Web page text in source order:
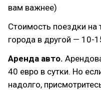
вам важнее)
Стоимость поездки на
города в другой — 10-
Аренда авто.
40 евро в сутки. Но
надолго,